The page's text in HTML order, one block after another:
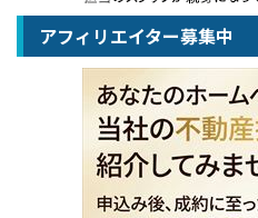
アフィリエイター募集中